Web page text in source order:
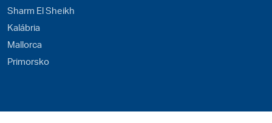
Sharm El Sheikh
Kalábria
Mallorca
Primorsko